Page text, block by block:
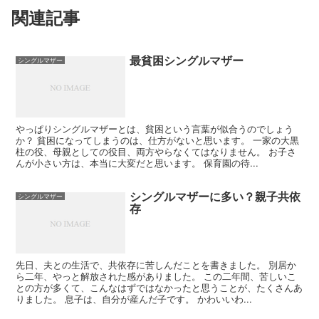
関連記事
シングルマザー 最貧困シングルマザー
やっぱりシングルマザーとは、貧困という言葉が似合うのでしょう
か？ 貧困になってしまうのは、仕方がないと思います。 一家の大黒
柱の役、母親としての役目、両方やらなくてはなりません。 お子さ
んが小さい方は、本当に大変だと思います。 保育園の待...
シングルマザー シングルマザーに多い？親子共依
存
先日、夫との生活で、共依存に苦しんだことを書きました。 別居か
ら二年、やっと解放された感がありました。 この二年間、苦しいこ
との方が多くて、こんなはずではなかったと思うことが、たくさんあ
りました。 息子は、自分が産んだ子です。 かわいいわ...